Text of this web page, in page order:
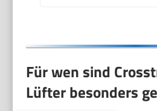
Für wen sind
Lüfter besonders